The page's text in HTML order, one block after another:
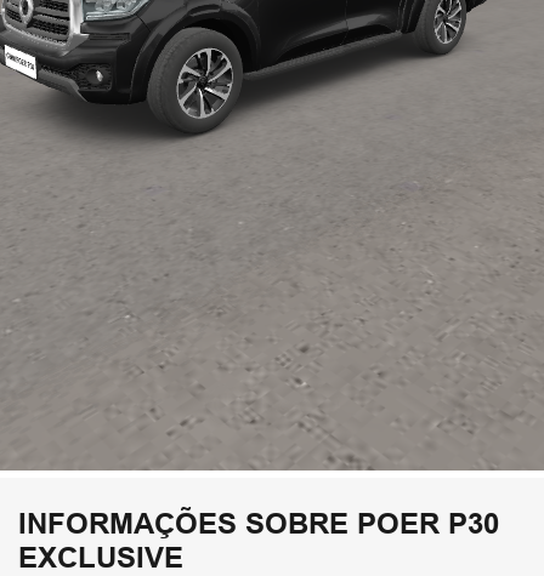
INFORMAÇÕES SOBRE POER P30
EXCLUSIVE